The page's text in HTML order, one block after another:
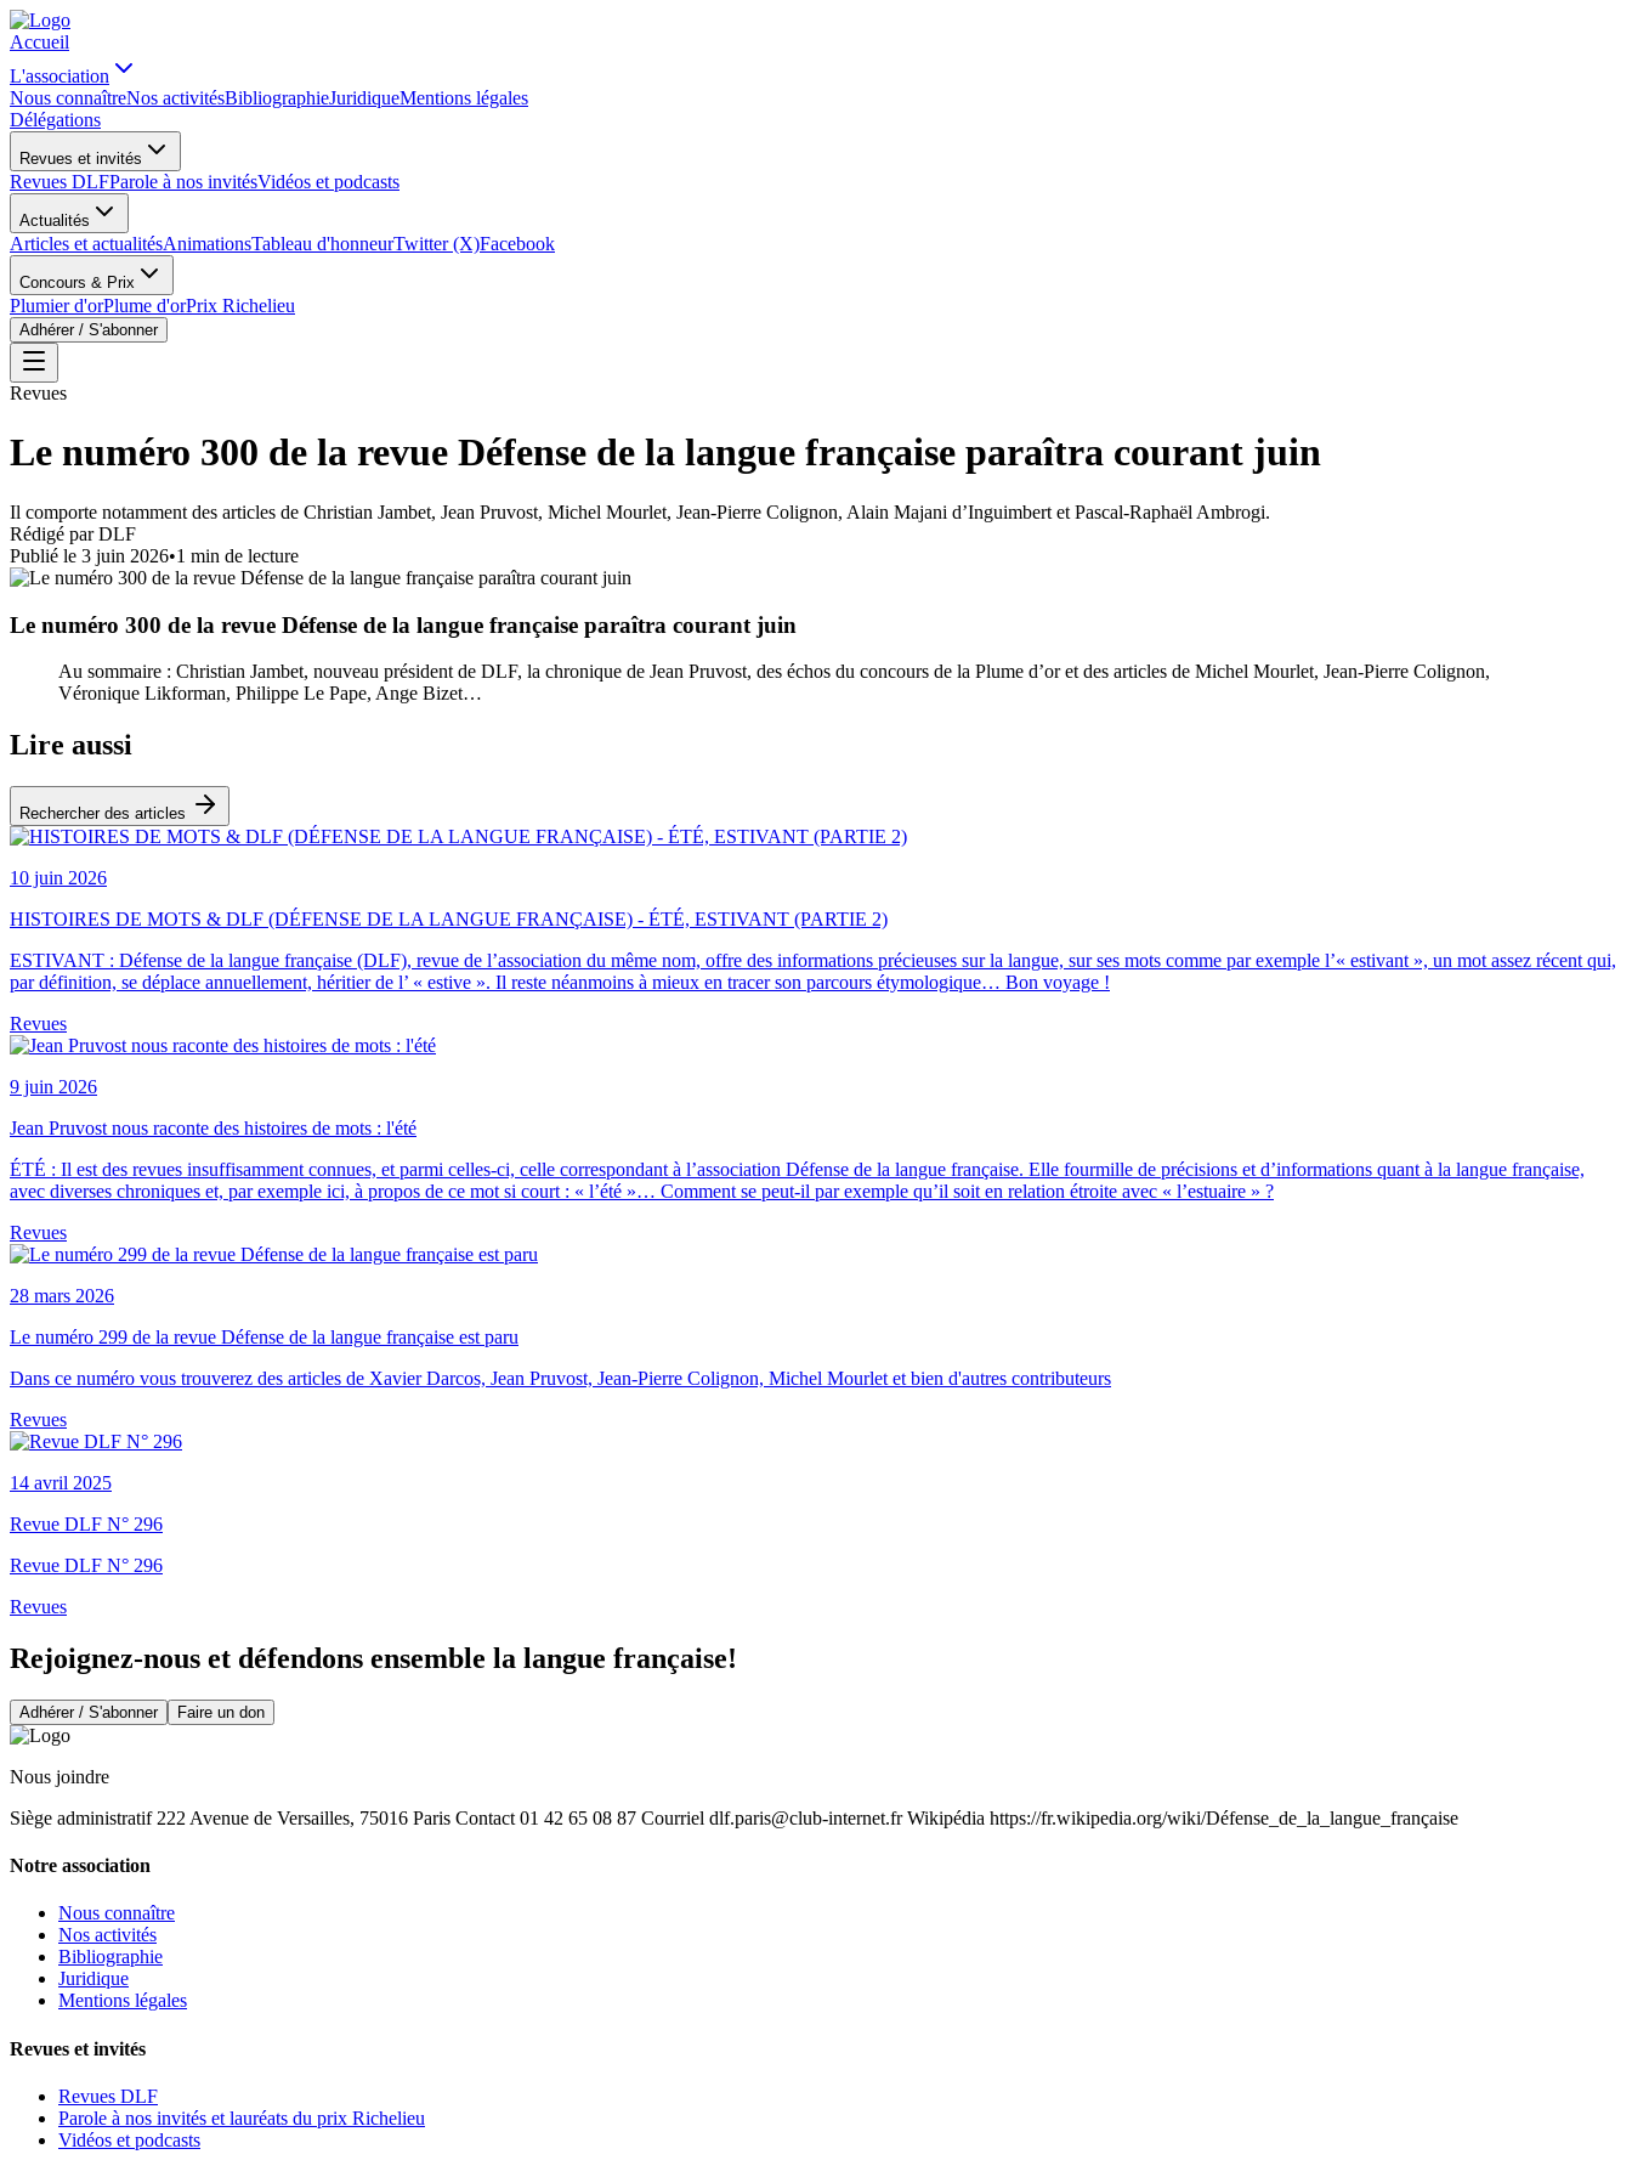
Accueil
L'association
Nous connaîtreNos activitésBibliographieJuridiqueMentions légales
Délégations
Revues et invités
Revues DLFParole à nos invitésVidéos et podcasts
Actualités
Articles et actualitésAnimationsTableau d'honneurTwitter (X)Facebook
Concours & Prix
Plumier d'orPlume d'orPrix Richelieu
Adhérer / S'abonner
Revues
Le numéro 300 de la revue Défense de la langue française paraîtra courant juin
Il comporte notamment des articles de Christian Jambet, Jean Pruvost, Michel Mourlet, Jean-Pierre Colignon, Alain Majani d’Inguimbert et Pascal-Raphaël Ambrogi.
Rédigé parDLF
Publié le 3 juin 2026•1 min de lecture
Le numéro 300 de la revue Défense de la langue française paraîtra courant juin
Au sommaire : Christian Jambet, nouveau président de DLF, la chronique de Jean Pruvost, des échos du concours de la Plume d’or et des articles de Michel Mourlet, Jean-Pierre Colignon,
Véronique Likforman, Philippe Le Pape, Ange Bizet…
Lire aussi
Rechercher des articles
10 juin 2026
HISTOIRES DE MOTS & DLF (DÉFENSE DE LA LANGUE FRANÇAISE) - ÉTÉ, ESTIVANT (PARTIE 2)
ESTIVANT : Défense de la langue française (DLF), revue de l’association du même nom, offre des informations précieuses sur la langue, sur ses mots comme par exemple l’« estivant », un mot assez récent qui,
par définition, se déplace annuellement, héritier de l’ « estive ». Il reste néanmoins à mieux en tracer son parcours étymologique… Bon voyage !
Revues
9 juin 2026
Jean Pruvost nous raconte des histoires de mots : l'été
ÉTÉ : Il est des revues insuffisamment connues, et parmi celles-ci, celle correspondant à l’association Défense de la langue française. Elle fourmille de précisions et d’informations quant à la langue française,
avec diverses chroniques et, par exemple ici, à propos de ce mot si court : « l’été »… Comment se peut-il par exemple qu’il soit en relation étroite avec « l’estuaire » ?
Revues
28 mars 2026
Le numéro 299 de la revue Défense de la langue française est paru
Dans ce numéro vous trouverez des articles de Xavier Darcos, Jean Pruvost, Jean-Pierre Colignon, Michel Mourlet et bien d'autres contributeurs
Revues
14 avril 2025
Revue DLF N° 296
Revue DLF N° 296
Revues
Rejoignez-nous et défendons ensemble la langue française!
Adhérer / S'abonner Faire un don
Nous joindre
Siège administratif 222 Avenue de Versailles, 75016 Paris Contact 01 42 65 08 87 Courriel dlf.paris@club-internet.frWikipédia https://fr.wikipedia.org/wiki/Défense_de_la_langue_française
Notre association
Nous connaître
Nos activités
Bibliographie
Juridique
Mentions légales
Revues et invités
Revues DLF
Parole à nos invités et lauréats du prix Richelieu
Vidéos et podcasts